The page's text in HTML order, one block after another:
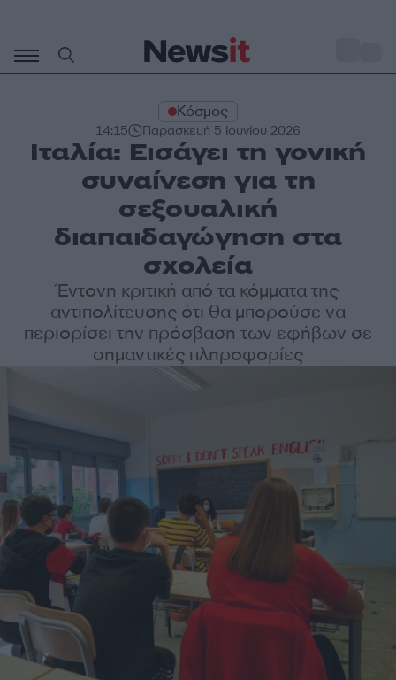
περιεχόμενο
Κόσμος
14:15 Παρασκευή 5 Ιουνίου 2026
Ιταλία: Εισάγει τη γονική
συναίνεση για τη
σεξουαλική
διαπαιδαγώγηση στα
σχολεία
Έντονη κριτική από τα κόμματα της
αντιπολίτευσης ότι θα μπορούσε να
περιορίσει την πρόσβαση των εφήβων σε
σημαντικές πληροφορίες